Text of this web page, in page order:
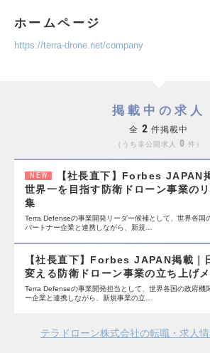
ホームページ
https://terra-drone.net/company
掲載中の求人
全 2 件掲載中
うち非公開求人 0 件
NEW
【社長直下】Forbes JAPAN
世界一を目指す防衛ドローン事業の
集
Terra Defenseの事業開発リーダー候補として、世界各国
パートナー企業と連携しながら、新規…
【社長直下】Forbes JAPAN掲載｜
変える防衛ドローン事業の立ち上げ
Terra Defenseの事業開発担当として、世界各国の政府機
ー企業と連携しながら、新規事業の立…
テラドローン株式会社の転職・求人